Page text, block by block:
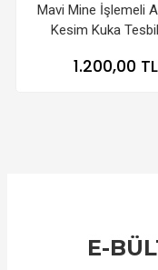
Mavi Mine İşlemeli
Kesim Kuka
1.200,00 TL
E-